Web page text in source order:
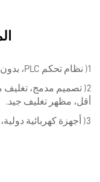
1) نظام تحكم PLC، بدون نقل عصي السكر، بدون فيلم تغليف;
2) تصميم مدمج، تغليف
أقل، مظهر تغليف جيد.
3) أجهزة كهربائية دولية، أداء عمل مستقر دون أعطال.